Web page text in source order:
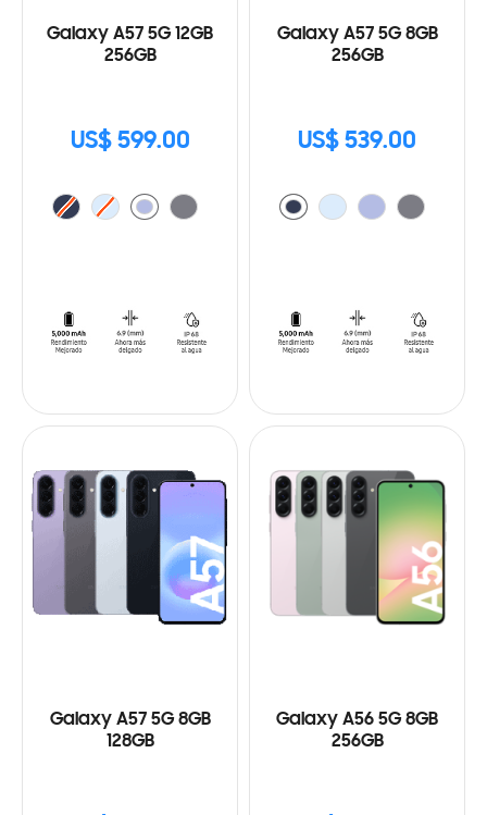
Galaxy A57 5G 12GB
256GB
US$ 599.00
Galaxy A57 5G 8GB
256GB
US$ 539.00
Galaxy A57 5G 8GB
128GB
Galaxy A56 5G 8GB
256GB